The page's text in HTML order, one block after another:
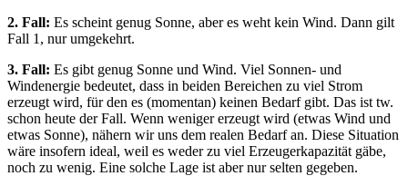
2. Fall: Es scheint genug Sonne, aber es weht kein Wind. Dann gilt
Fall 1, nur umgekehrt.
3. Fall: Es gibt genug Sonne und Wind. Viel Sonnen- und
Windenergie bedeutet, dass in beiden Bereichen zu viel Strom
erzeugt wird, für den es (momentan) keinen Bedarf gibt. Das ist tw.
schon heute der Fall. Wenn weniger erzeugt wird (etwas Wind und
etwas Sonne), nähern wir uns dem realen Bedarf an. Diese Situation
wäre insofern ideal, weil es weder zu viel Erzeugerkapazität gäbe,
noch zu wenig. Eine solche Lage ist aber nur selten gegeben.